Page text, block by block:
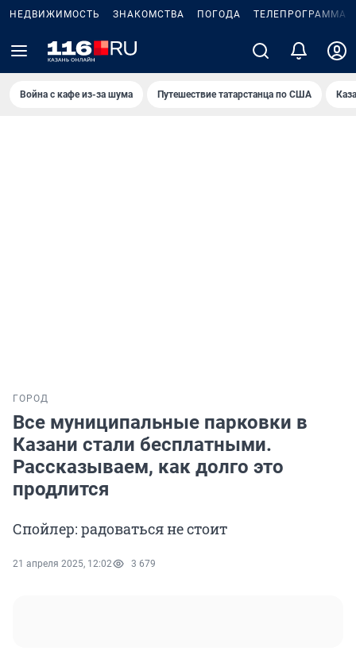
НЕДВИЖИМОСТЬ ЗНАКОМСТВА ПОГОДА ТЕЛЕПРОГРАММА
Война с кафе из-за шума Путешествие татарстанца по США
ГОРОД
Все муниципальные парковки в
Казани стали бесплатными.
Рассказываем, как долго это
продлится
Спойлер: радоваться не стоит
21 апреля 2025, 12:02 3 679